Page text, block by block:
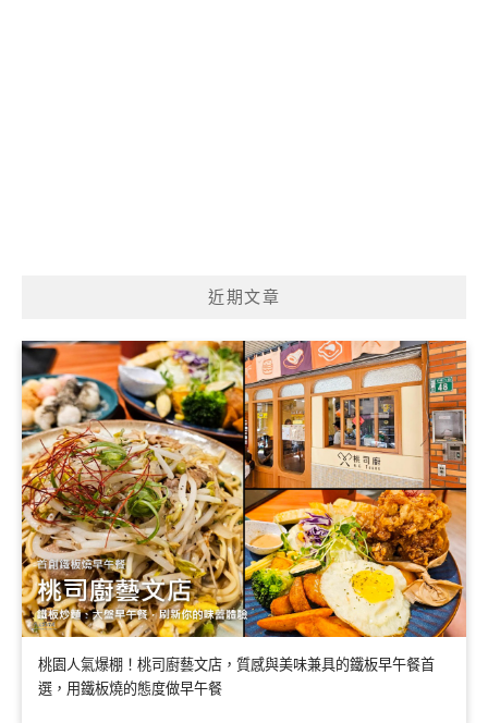
近期文章
桃園人氣爆棚！桃司廚藝文店，質感與美味兼具的鐵板早午餐首
選，用鐵板燒的態度做早午餐